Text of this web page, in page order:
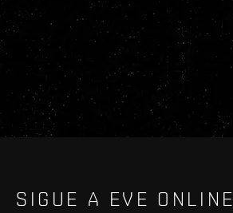
SIGUE A EVE ONLINE